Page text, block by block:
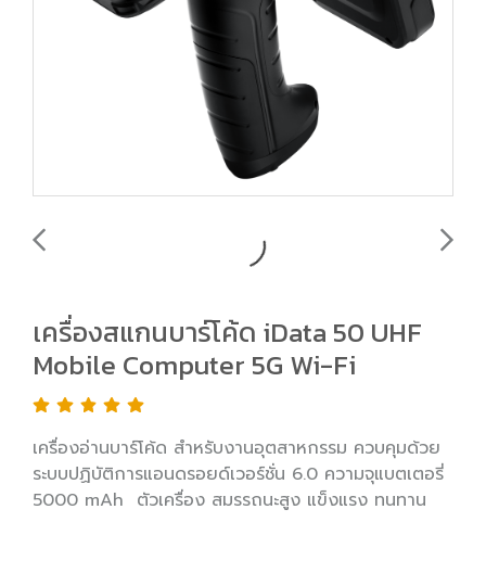
เครื่องสแกนบาร์โค้ด iData 50 UHF
Mobile Computer 5G Wi-Fi
เครื่องอ่านบาร์โค้ด สำหรับงานอุตสาหกรรม ควบคุมด้วย
ระบบปฏิบัติการแอนดรอยด์เวอร์ชั่น 6.0 ความจุแบตเตอรี่
5000 mAh ตัวเครื่อง สมรรถนะสูง แข็งแรง ทนทาน